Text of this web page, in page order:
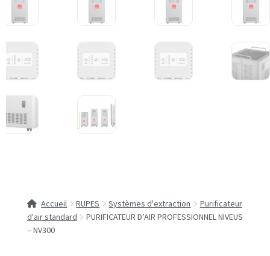
Accueil RUPES Systèmes d'extraction
Purificateur
d'air standard
PURIFICATEUR D’AIR PROFESSIONNEL NIVEUS
– NV300